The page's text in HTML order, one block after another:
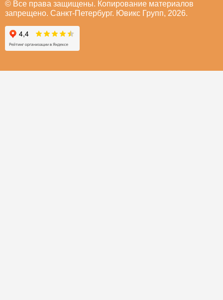
© Все права защищены. Копирование материалов
запрещено. Санкт-Петербург. Ювикс Групп, 2026.